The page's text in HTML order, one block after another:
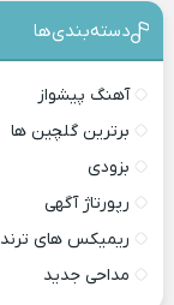
دسته‌بندی‎‌‌ها
آهنگ پیشواز
برترین گلچین ها
بزودی
رپورتاژ آگهی
ریمیکس های ترند
مداحی جدید